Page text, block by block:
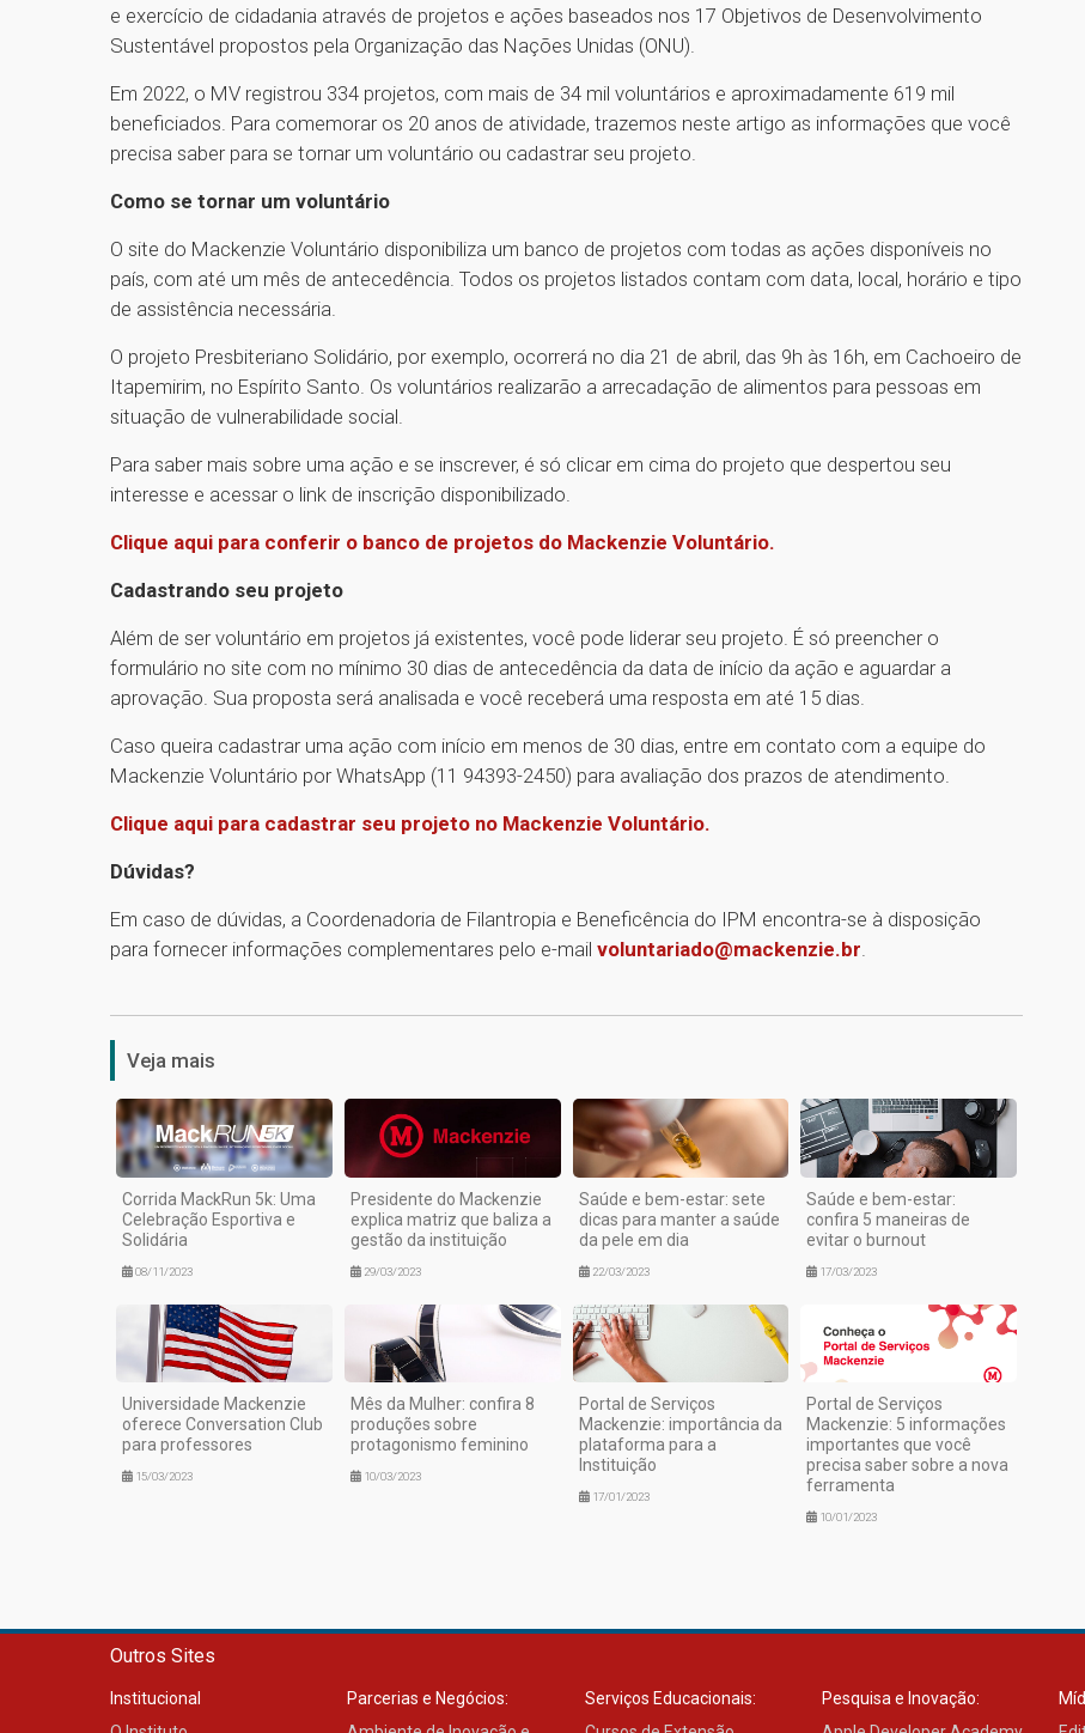
e exercício de cidadania através de projetos e ações baseados nos 17 Objetivos de Desenvolvimento
Sustentável propostos pela Organização das Nações Unidas (ONU).
Em 2022, o MV registrou 334 projetos, com mais de 34 mil voluntários e aproximadamente 619 mil
beneficiados. Para comemorar os 20 anos de atividade, trazemos neste artigo as informações que você
precisa saber para se tornar um voluntário ou cadastrar seu projeto.
Como se tornar um voluntário
O site do Mackenzie Voluntário disponibiliza um banco de projetos com todas as ações disponíveis no
país, com até um mês de antecedência. Todos os projetos listados contam com data, local, horário e tipo
de assistência necessária.
O projeto Presbiteriano Solidário, por exemplo, ocorrerá no dia 21 de abril, das 9h às 16h, em Cachoeiro de
Itapemirim, no Espírito Santo. Os voluntários realizarão a arrecadação de alimentos para pessoas em
situação de vulnerabilidade social.
Para saber mais sobre uma ação e se inscrever, é só clicar em cima do projeto que despertou seu
interesse e acessar o link de inscrição disponibilizado.
Clique aqui para conferir o banco de projetos do Mackenzie Voluntário.
Cadastrando seu projeto
Além de ser voluntário em projetos já existentes, você pode liderar seu projeto. É só preencher o
formulário no site com no mínimo 30 dias de antecedência da data de início da ação e aguardar a
aprovação. Sua proposta será analisada e você receberá uma resposta em até 15 dias.
Caso queira cadastrar uma ação com início em menos de 30 dias, entre em contato com a equipe do
Mackenzie Voluntário por WhatsApp (11 94393-2450) para avaliação dos prazos de atendimento.
Clique aqui para cadastrar seu projeto no Mackenzie Voluntário.
Dúvidas?
Em caso de dúvidas, a Coordenadoria de Filantropia e Beneficência do IPM encontra-se à disposição
para fornecer informações complementares pelo e-mail voluntariado@mackenzie.br
1
Veja mais
Corrida MackRun 5k: Uma
Celebração Esportiva e
Solidária
08/11/2023
Presidente do Mackenzie
explica matriz que baliza a
gestão da instituição
29/03/2023
Saúde e bem-estar: sete
dicas para manter a saúde
da pele em dia
22/03/2023
Saúde e bem-estar:
confira 5 maneiras de
evitar o burnout
17/03/2023
Universidade Mackenzie
oferece Conversation Club
para professores
15/03/2023
Mês da Mulher: confira 8
produções sobre
protagonismo feminino
10/03/2023
Portal de Serviços
Mackenzie: importância da
plataforma para a
Instituição
17/01/2023
Portal de Serviços
Mackenzie: 5 informações
importantes que você
precisa saber sobre a nova
ferramenta
10/01/2023
Outros Sites
Institucional
Parcerias e Negócios:
Serviços Educacionais:
Pesquisa e Inovação: